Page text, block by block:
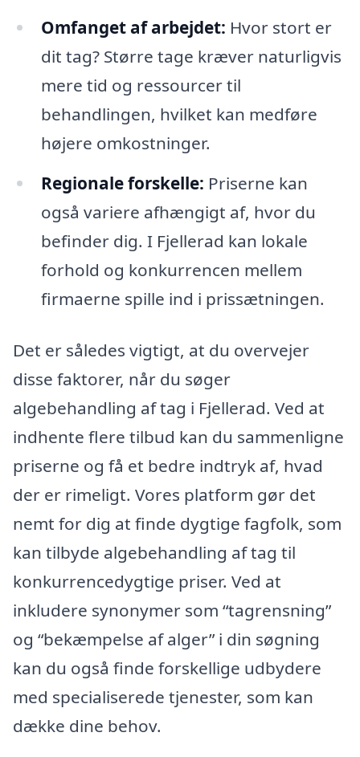
Omfanget af arbejdet: Hvor stort er
dit tag? Større tage kræver naturligvis
mere tid og ressourcer til
behandlingen, hvilket kan medføre
højere omkostninger.
Regionale forskelle: Priserne kan
også variere afhængigt af, hvor du
befinder dig. I Fjellerad kan lokale
forhold og konkurrencen mellem
firmaerne spille ind i prissætningen.
Det er således vigtigt, at du overvejer
disse faktorer, når du søger
algebehandling af tag i Fjellerad. Ved at
indhente flere tilbud kan du sammenligne
priserne og få et bedre indtryk af, hvad
der er rimeligt. Vores platform gør det
nemt for dig at finde dygtige fagfolk, som
kan tilbyde algebehandling af tag til
konkurrencedygtige priser. Ved at
inkludere synonymer som “tagrensning”
og “bekæmpelse af alger” i din søgning
kan du også finde forskellige udbydere
med specialiserede tjenester, som kan
dække dine behov.